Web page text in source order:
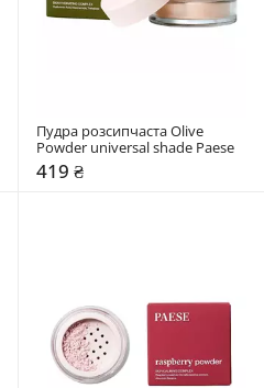
Пудра розсипчаста Olive
Powder universal shade Paese
419 ₴